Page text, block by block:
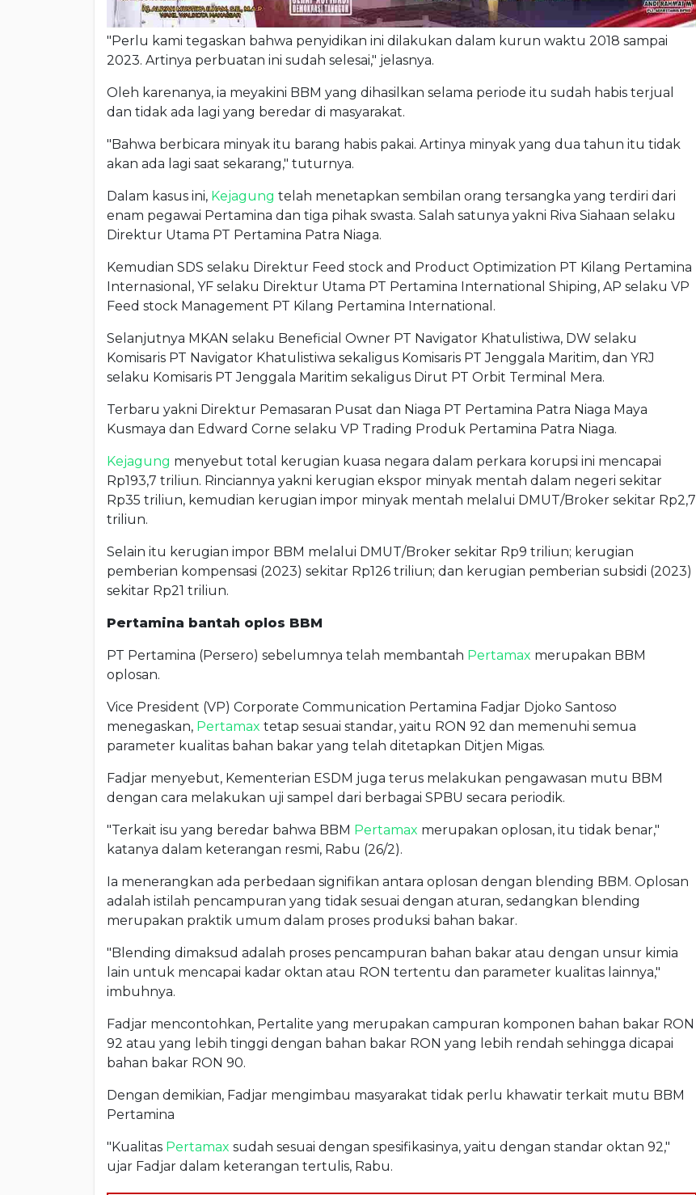
"Perlu kami tegaskan bahwa penyidikan ini dilakukan dalam kurun waktu 2018 sampai
2023. Artinya perbuatan ini sudah selesai," jelasnya.
Oleh karenanya, ia meyakini BBM yang dihasilkan selama periode itu sudah habis terjual
dan tidak ada lagi yang beredar di masyarakat.
"Bahwa berbicara minyak itu barang habis pakai. Artinya minyak yang dua tahun itu tidak
akan ada lagi saat sekarang," tuturnya.
Dalam kasus ini, Kejagung telah menetapkan sembilan orang tersangka yang terdiri dari
enam pegawai Pertamina dan tiga pihak swasta. Salah satunya yakni Riva Siahaan selaku
Direktur Utama PT Pertamina Patra Niaga.
Kemudian SDS selaku Direktur Feed stock and Product Optimization PT Kilang Pertamina
Internasional, YF selaku Direktur Utama PT Pertamina International Shiping, AP selaku VP
Feed stock Management PT Kilang Pertamina International.
Selanjutnya MKAN selaku Beneficial Owner PT Navigator Khatulistiwa, ⁠DW selaku
Komisaris PT Navigator Khatulistiwa sekaligus Komisaris PT Jenggala Maritim, dan ⁠YRJ
selaku Komisaris PT Jenggala Maritim sekaligus Dirut PT Orbit Terminal Mera.
Terbaru yakni Direktur Pemasaran Pusat dan Niaga PT Pertamina Patra Niaga Maya
Kusmaya dan Edward Corne selaku VP Trading Produk Pertamina Patra Niaga.
Kejagung menyebut total kerugian kuasa negara dalam perkara korupsi ini mencapai
Rp193,7 triliun. Rinciannya yakni kerugian ekspor minyak mentah dalam negeri sekitar
Rp35 triliun, kemudian kerugian impor minyak mentah melalui DMUT/Broker sekitar Rp2,7
triliun.
Selain itu kerugian impor BBM melalui DMUT/Broker sekitar Rp9 triliun; kerugian
pemberian kompensasi (2023) sekitar Rp126 triliun; dan kerugian pemberian subsidi (2023)
sekitar Rp21 triliun.
Pertamina bantah oplos BBM
PT Pertamina (Persero) sebelumnya telah membantah Pertamax merupakan BBM
oplosan.
Vice President (VP) Corporate Communication Pertamina Fadjar Djoko Santoso
menegaskan, Pertamax tetap sesuai standar, yaitu RON 92 dan memenuhi semua
parameter kualitas bahan bakar yang telah ditetapkan Ditjen Migas.
Fadjar menyebut, Kementerian ESDM juga terus melakukan pengawasan mutu BBM
dengan cara melakukan uji sampel dari berbagai SPBU secara periodik.
"Terkait isu yang beredar bahwa BBM Pertamax merupakan oplosan, itu tidak benar,"
katanya dalam keterangan resmi, Rabu (26/2).
Ia menerangkan ada perbedaan signifikan antara oplosan dengan blending BBM. Oplosan
adalah istilah pencampuran yang tidak sesuai dengan aturan, sedangkan blending
merupakan praktik umum dalam proses produksi bahan bakar.
"Blending dimaksud adalah proses pencampuran bahan bakar atau dengan unsur kimia
lain untuk mencapai kadar oktan atau RON tertentu dan parameter kualitas lainnya,"
imbuhnya.
Fadjar mencontohkan, Pertalite yang merupakan campuran komponen bahan bakar RON
92 atau yang lebih tinggi dengan bahan bakar RON yang lebih rendah sehingga dicapai
bahan bakar RON 90.
Dengan demikian, Fadjar mengimbau masyarakat tidak perlu khawatir terkait mutu BBM
Pertamina
"Kualitas Pertamax sudah sesuai dengan spesifikasinya, yaitu dengan standar oktan 92,"
ujar Fadjar dalam keterangan tertulis, Rabu.